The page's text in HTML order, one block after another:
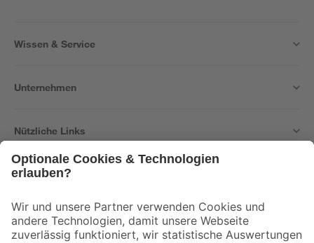
Wissen & Service
Unternehmen
Nützliche Links
Der toom Newsletter: Keine Angebote und Aktionen mehr verpassen!
Zur Newsletter Anmeldung